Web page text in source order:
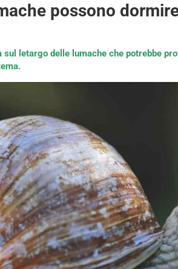
possono
sul letargo delle lumache che potrebbe